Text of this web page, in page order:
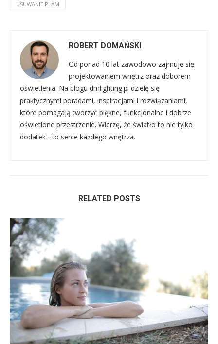
USUWANIE PLAM
ROBERT DOMAŃSKI
Od ponad 10 lat zawodowo zajmuję się
projektowaniem wnętrz oraz doborem
oświetlenia. Na blogu dmlighting.pl dzielę się
praktycznymi poradami, inspiracjami i rozwiązaniami,
które pomagają tworzyć piękne, funkcjonalne i dobrze
oświetlone przestrzenie. Wierzę, że światło to nie tylko
dodatek - to serce każdego wnętrza.
RELATED POSTS